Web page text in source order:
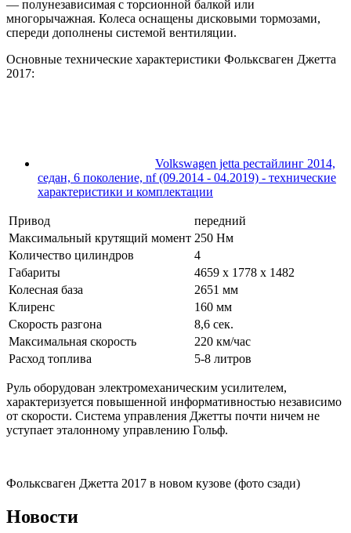
— полунезависимая с торсионной балкой или
многорычажная. Колеса оснащены дисковыми тормозами,
спереди дополнены системой вентиляции.
Основные технические характеристики Фольксваген Джетта
2017:
Volkswagen jetta рестайлинг 2014,
седан, 6 поколение, nf (09.2014 - 04.2019) - технические
характеристики и комплектации
Привод
передний
Максимальный крутящий момент 250 Нм
Количество цилиндров
4
Габариты
4659 х 1778 х 1482
Колесная база
2651 мм
Клиренс
160 мм
Скорость разгона
8,6 сек.
Максимальная скорость
220 км/час
Расход топлива
5-8 литров
Руль оборудован электромеханическим усилителем,
характеризуется повышенной информативностью независимо
от скорости. Система управления Джетты почти ничем не
уступает эталонному управлению Гольф.
Фольксваген Джетта 2017 в новом кузове (фото сзади)
Новости